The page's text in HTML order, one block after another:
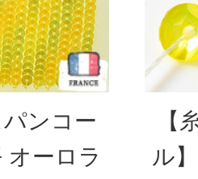
パンコー
オーロラ
【
ル